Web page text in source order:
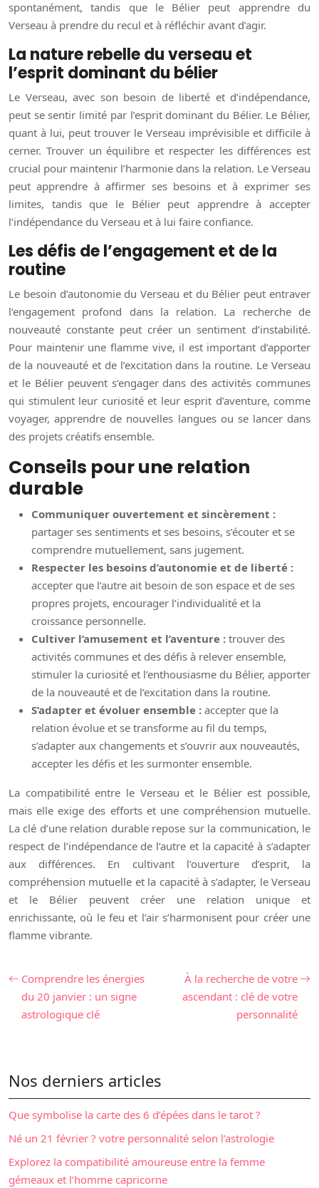
spontanément, tandis que le Bélier peut apprendre du
Verseau à prendre du recul et à réfléchir avant d’agir.
La nature rebelle du verseau et
l’esprit dominant du bélier
Le Verseau, avec son besoin de liberté et d’indépendance,
peut se sentir limité par l’esprit dominant du Bélier. Le Bélier,
quant à lui, peut trouver le Verseau imprévisible et difficile à
cerner. Trouver un équilibre et respecter les différences est
crucial pour maintenir l’harmonie dans la relation. Le Verseau
peut apprendre à affirmer ses besoins et à exprimer ses
limites, tandis que le Bélier peut apprendre à accepter
l’indépendance du Verseau et à lui faire confiance.
Les défis de l’engagement et de la
routine
Le besoin d’autonomie du Verseau et du Bélier peut entraver
l’engagement profond dans la relation. La recherche de
nouveauté constante peut créer un sentiment d’instabilité.
Pour maintenir une flamme vive, il est important d’apporter
de la nouveauté et de l’excitation dans la routine. Le Verseau
et le Bélier peuvent s’engager dans des activités communes
qui stimulent leur curiosité et leur esprit d’aventure, comme
voyager, apprendre de nouvelles langues ou se lancer dans
des projets créatifs ensemble.
Conseils pour une relation
durable
Communiquer ouvertement et sincèrement :
partager ses sentiments et ses besoins, s’écouter et se
comprendre mutuellement, sans jugement.
Respecter les besoins d’autonomie et de liberté :
accepter que l’autre ait besoin de son espace et de ses
propres projets, encourager l’individualité et la
croissance personnelle.
Cultiver l’amusement et l’aventure : trouver des
activités communes et des défis à relever ensemble,
stimuler la curiosité et l’enthousiasme du Bélier, apporter
de la nouveauté et de l’excitation dans la routine.
S’adapter et évoluer ensemble : accepter que la
relation évolue et se transforme au fil du temps,
s’adapter aux changements et s’ouvrir aux nouveautés,
accepter les défis et les surmonter ensemble.
La compatibilité entre le Verseau et le Bélier est possible,
mais elle exige des efforts et une compréhension mutuelle.
La clé d’une relation durable repose sur la communication, le
respect de l’indépendance de l’autre et la capacité à s’adapter
aux différences. En cultivant l’ouverture d’esprit, la
compréhension mutuelle et la capacité à s’adapter, le Verseau
et le Bélier peuvent créer une relation unique et
enrichissante, où le feu et l’air s’harmonisent pour créer une
flamme vibrante.
Comprendre les énergies
du 20 janvier : un signe
astrologique clé
À la recherche de votre
ascendant : clé de votre
personnalité
Nos derniers articles
Que symbolise la carte des 6 d’épées dans le tarot ?
Né un 21 février ? votre personnalité selon l’astrologie
Explorez la compatibilité amoureuse entre la femme
gémeaux et l’homme capricorne